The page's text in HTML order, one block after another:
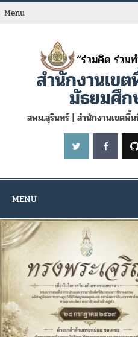
Skip
toMenu
สำนักงานเข
มัธยมศึก
สพม.สุรินทร์ | สำนักงานเขตพื้
MENU